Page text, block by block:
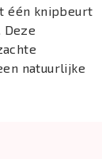
één knipbeurt
natuurlijke